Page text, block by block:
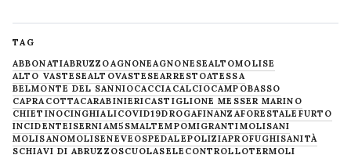
TAG
ABBONATIABRUZZOAGNONEAGNONESEALTOMOLISE
ALTO VASTESEALTOVASTESEARRESTOATESSA
BELMONTE DEL SANNIOCACCIA CALCIOCAMPOBASSO
CAPRACOTTACARABINIERICASTIGLIONE MESSER MARINO
CHIETINOCINGHIALICOVID19DROGAFINANZAFORESTALE FURTO
INCIDENTEISERNIAM5SMALTEMPOMIGRANTIMOLISANI
MOLISANOMOLISENEVE OSPEDALEPOLIZIAPROFUGHISANITÀ
SCHIAVI DI ABRUZZOSCUOLASELECONTROLLOTERMOLI